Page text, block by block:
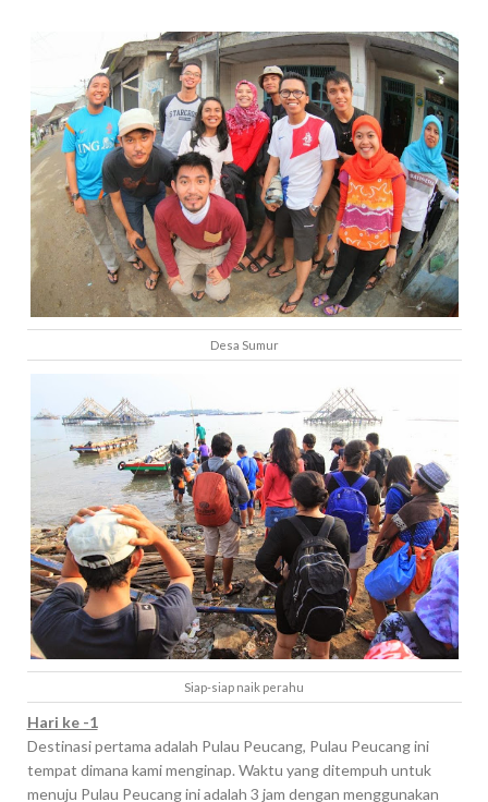
Desa Sumur
Siap-siap naik perahu
Hari ke -1
Destinasi pertama adalah Pulau Peucang, Pulau Peucang ini
tempat dimana kami menginap. Waktu yang ditempuh untuk
menuju Pulau Peucang ini adalah 3 jam dengan menggunakan